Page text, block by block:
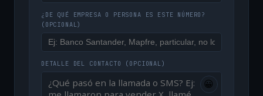
¿DE QUÉ EMPRESA O PERSONA ES ESTE NÚMERO?
(OPCIONAL)
DETALLE DEL CONTACTO (OPCIONAL)
😀